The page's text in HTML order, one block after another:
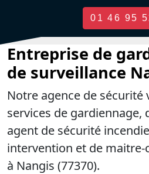
01 46 95
Entreprise de
de surveillance
Notre agence de sécurité
services de gardiennage,
agent de sécurité
intervention et de maitre-
à Nangis (77370).